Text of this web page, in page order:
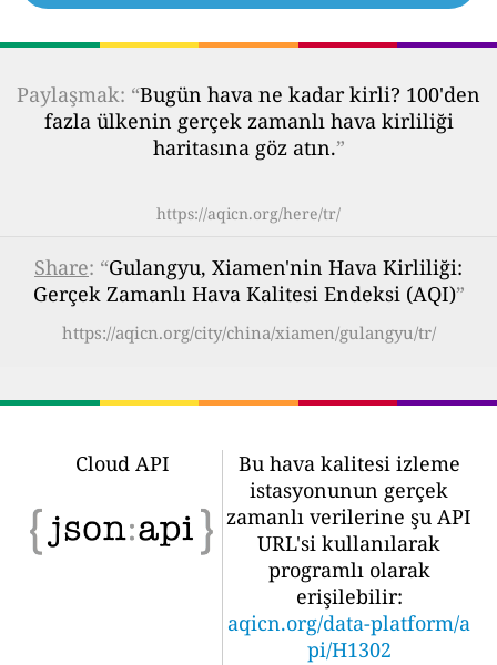
Paylaşmak: “Bugün hava ne kadar kirli? 100'den
fazla ülkenin gerçek zamanlı hava kirliliği
haritasına göz atın.”
https://aqicn.org/here/tr/
Share: “Gulangyu, Xiamen'nin Hava Kirliliği:
Gerçek Zamanlı Hava Kalitesi Endeksi (AQI)”
https://aqicn.org/city/china/xiamen/gulangyu/tr/
Cloud API
Bu hava kalitesi izleme
istasyonunun gerçek
zamanlı verilerine şu API
URL'si kullanılarak
programlı olarak
erişilebilir:
aqicn.org/data-platform/a
pi/H1302